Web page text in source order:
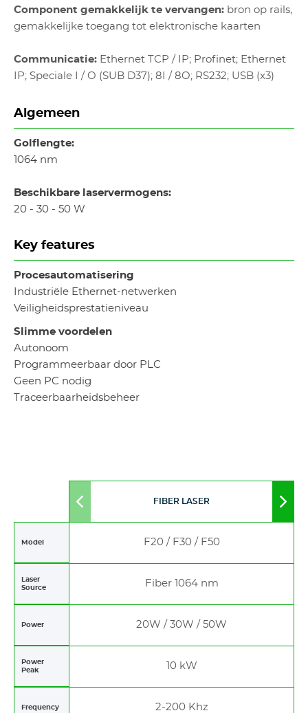
Component gemakkelijk te vervangen: bron op rails,
gemakkelijke toegang tot elektronische kaarten
Communicatie: Ethernet TCP / IP; Profinet; Ethernet
IP; Speciale I / O (SUB D37); 8I / 8O; RS232; USB (x3)
Algemeen
Golflengte:
1064 nm
Beschikbare laservermogens:
20 - 30 - 50 W
Key features
Procesautomatisering
Industriële Ethernet-netwerken
Veiligheidsprestatieniveau
Slimme voordelen
Autonoom
Programmeerbaar door PLC
Geen PC nodig
Traceerbaarheidsbeheer
Move
FIBER LASER
Model F20 / F30 / F50
Laser
Source
Fiber 1064 nm
Power 20W / 30W / 50W
Power
Peak
10 kW
Frequency 2-200 Khz